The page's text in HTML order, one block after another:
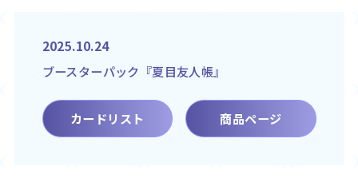
2025.10.24
ブースターパック『夏目友人帳』
カードリスト 商品ページ